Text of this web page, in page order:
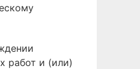
работ и (или)